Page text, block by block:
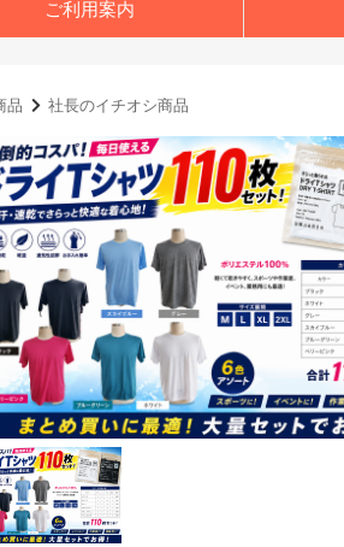
ご利用案内
品 社長のイチオシ商品